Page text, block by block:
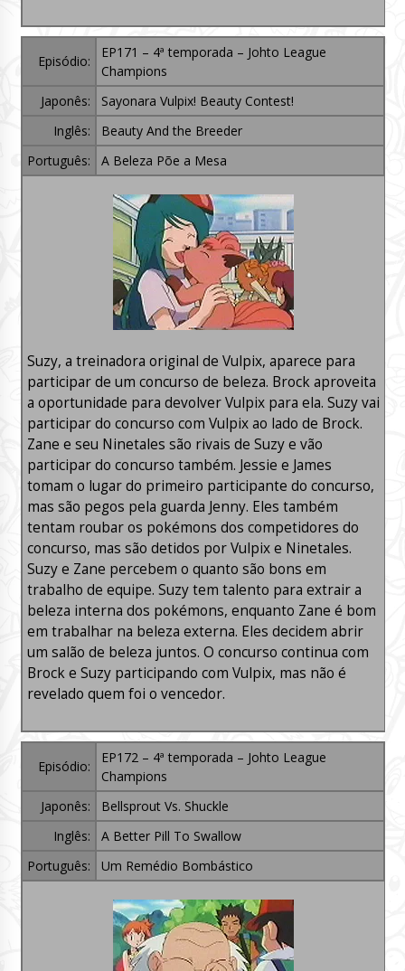
Episódio:
EP171 – 4ª temporada – Johto League
Champions
Japonês:
Sayonara Vulpix! Beauty Contest!
Inglês:
Beauty And the Breeder
Português:
A Beleza Põe a Mesa
Suzy, a treinadora original de Vulpix, aparece para
participar de um concurso de beleza. Brock aproveita
a oportunidade para devolver Vulpix para ela. Suzy vai
participar do concurso com Vulpix ao lado de Brock.
Zane e seu Ninetales são rivais de Suzy e vão
participar do concurso também. Jessie e James
tomam o lugar do primeiro participante do concurso,
mas são pegos pela guarda Jenny. Eles também
tentam roubar os pokémons dos competidores do
concurso, mas são detidos por Vulpix e Ninetales.
Suzy e Zane percebem o quanto são bons em
trabalho de equipe. Suzy tem talento para extrair a
beleza interna dos pokémons, enquanto Zane é bom
em trabalhar na beleza externa. Eles decidem abrir
um salão de beleza juntos. O concurso continua com
Brock e Suzy participando com Vulpix, mas não é
revelado quem foi o vencedor.
Episódio:
EP172 – 4ª temporada – Johto League
Champions
Japonês:
Bellsprout Vs. Shuckle
Inglês:
A Better Pill To Swallow
Português:
Um Remédio Bombástico